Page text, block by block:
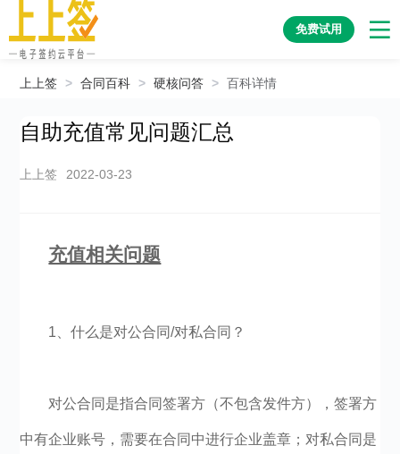
免费试用
上上签 > 合同百科 > 硬核问答 > 百科详情
自助充值常见问题汇总
上上签 2022-03-23
充值相关问题
1、什么是对公合同/对私合同？
对公合同是指合同签署方（不包含发件方），签署方
中有企业账号，需要在合同中进行企业盖章；对私合同是